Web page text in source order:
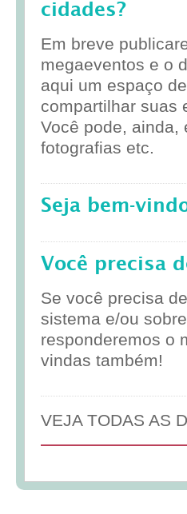
cidades?
Em breve
megaeventos e o
aqui um espaço
compartilhar suas
Você pode, ainda,
fotografias etc.
Seja bem-
Você precisa
Se você precisa
sistema e/ou
responderemos o
vindas também!
VEJA TODAS AS